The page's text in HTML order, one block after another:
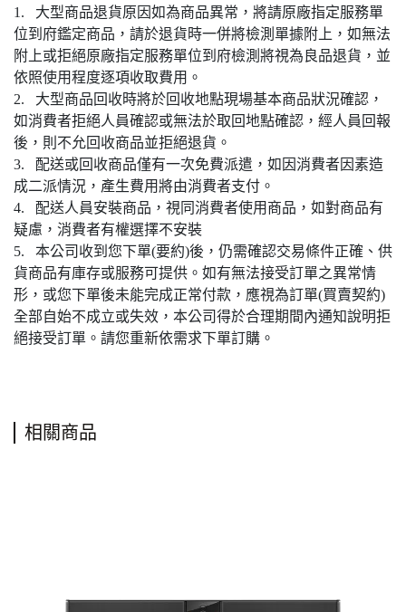
1. 大型商品退貨原因如為商品異常，將請原廠指定服務單
位到府鑑定商品，請於退貨時一併將檢測單據附上，如無法
附上或拒絕原廠指定服務單位到府檢測將視為良品退貨，並
依照使用程度逐項收取費用。
2. 大型商品回收時將於回收地點現場基本商品狀況確認，
如消費者拒絕人員確認或無法於取回地點確認，經人員回報
後，則不允回收商品並拒絕退貨。
3. 配送或回收商品僅有一次免費派遣，如因消費者因素造
成二派情況，產生費用將由消費者支付。
4. 配送人員安裝商品，視同消費者使用商品，如對商品有
疑慮，消費者有權選擇不安裝
5. 本公司收到您下單(要約)後，仍需確認交易條件正確、供
貨商品有庫存或服務可提供。如有無法接受訂單之異常情
形，或您下單後未能完成正常付款，應視為訂單(買賣契約)
全部自始不成立或失效，本公司得於合理期間內通知說明拒
絕接受訂單。請您重新依需求下單訂購。
相關商品